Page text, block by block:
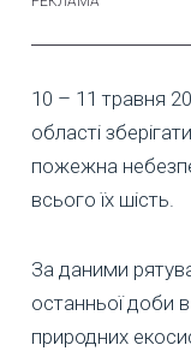
10 – 11 травня
області
пожежна
всього їх шість.
За даними
останньої доби
природних